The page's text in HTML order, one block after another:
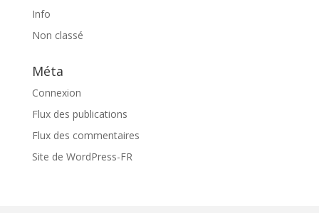
Info
Non classé
Méta
Connexion
Flux des publications
Flux des commentaires
Site de WordPress-FR